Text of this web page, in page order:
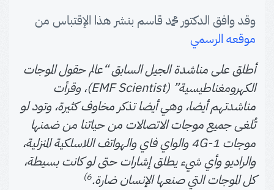
وقد وافق الدكتور محمد قاسم بنشر هذا الإقتباس من
موقعه الرسمي
أطلق على مناشدة الجيل السابق “عالم حقول الموجات
الكهرومغناطيسية” (EMF Scientist)، وقرأت
مناشدتهم أيضا، وهي أيضا تذكر مخاوف كثيرة، وتود لو
تُلغى جميع موجات الاتصالات من حياتنا من ضمنها
موجات 1-4G والواي فاي والهواتف اللاسلكية المنزلية،
والراديو وأي شيء يطلق إشارات حتى لو كانت بسيطة،
كل الموجات التي صنعها الإنسان ضارة.6)